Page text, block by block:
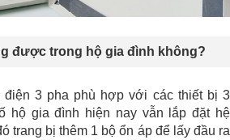
được trong hộ gia đình không?
điện 3 pha phù hợp với các thiết bị 3
hộ gia đình hiện nay vẫn lắp đặt hệ
trang bị thêm 1 bộ ổn áp để lấy đầu ra